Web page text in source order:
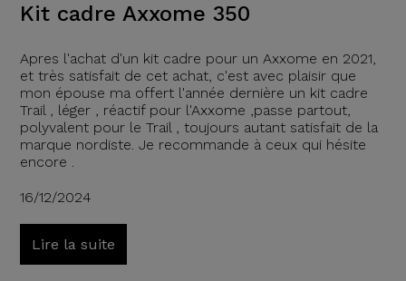
Kit cadre Axxome 350
Apres l'achat d'un kit cadre pour un Axxome en 2021,
et très satisfait de cet achat, c'est avec plaisir que
mon épouse ma offert l'année dernière un kit cadre
Trail , léger , réactif pour l'Axxome ,passe partout,
polyvalent pour le Trail , toujours autant satisfait de la
marque nordiste. Je recommande à ceux qui hésite
encore .
16/12/2024
Lire la suite